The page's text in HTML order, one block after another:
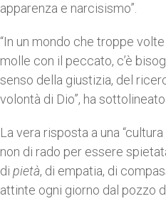
apparenza e narcisismo”.
“In un mondo che troppe
molle con il peccato, c’è
senso della giustizia, del
volontà di Dio”, ha
La vera risposta a una
non di rado per essere
di pietà, di empatia, di
attinte ogni giorno dal pozzo